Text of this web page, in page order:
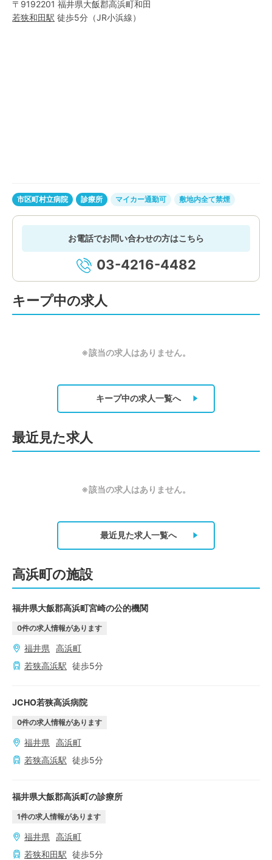
〒9192201 福井県大飯郡高浜町和田
若狭和田駅 徒歩5分 （JR小浜線）
市区町村立病院 診療所 マイカー通勤可 敷地内全て禁煙
お電話でお問い合わせの方はこちら
03-4216-4482
キープ中の求人
※該当の求人はありません。
キープ中の求人一覧へ
最近見た求人
※該当の求人はありません。
最近見た求人一覧へ
高浜町の施設
福井県大飯郡高浜町宮崎の公的機関
0件の求人情報があります
福井県
高浜町
若狭高浜駅 徒歩5分
JCHO若狭高浜病院
0件の求人情報があります
福井県
高浜町
若狭高浜駅 徒歩5分
福井県大飯郡高浜町の診療所
1件の求人情報があります
福井県
高浜町
若狭和田駅 徒歩5分